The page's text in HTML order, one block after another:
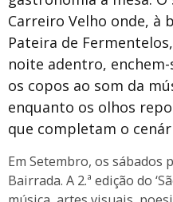
Carreiro Velho onde, à
Pateira de
noite adentro,
os copos ao som da
enquanto os olhos
que completam o
Em Setembro, os sábados
Bairrada. A 2.ª edição do